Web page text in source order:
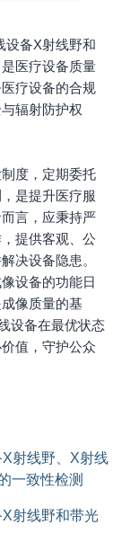
设备X射线野和
医疗设备质量
疗设备的合规
辐射防护权
度，定期委托
是提升医疗服
言，应秉持严
提供客观、公
决设备隐患。
设备的功能日
像质量的基
设备在最优状态
值，守护公众
射线野、X射线
一致性检测
射线野和带光